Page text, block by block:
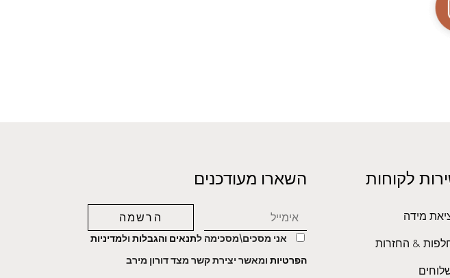
לקוחות
מידה
& החזרות
השארו מעודכנים
אני מסכים\מסכימה לתנאים והגבלות ולמדיניות
הפרטיות ומאשר יצירת קשר מצד דורון מירב